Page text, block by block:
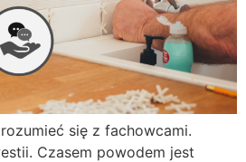
się z fachowcami.
Czasem powodem jest